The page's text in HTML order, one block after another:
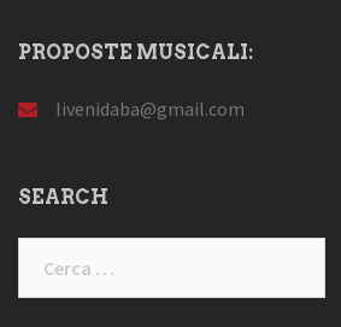
PROPOSTE MUSICALI:
livenidaba@gmail.com
SEARCH